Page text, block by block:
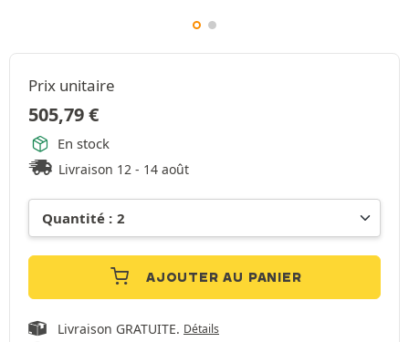
Prix unitaire
505,79€
En stock
Livraison 12 - 14 août
AJOUTER AU PANIER
Livraison GRATUITE. Détails